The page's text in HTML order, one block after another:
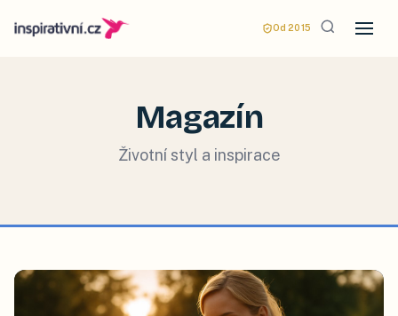
Od 2015
Magazín
Životní styl a inspirace